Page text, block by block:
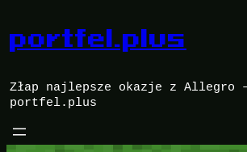
treści
portfel.plus
Złap najlepsze okazje z Allegro
portfel.plus